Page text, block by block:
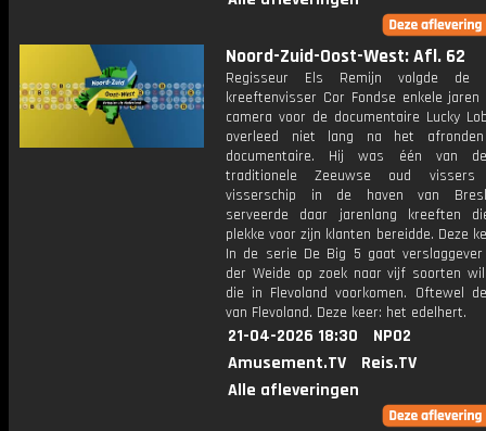
Noord-Zuid-Oost-West: Afl. 62
Regisseur Els Remijn volgde de
kreeftenvisser Cor Fondse enkele
camera voor de documentaire Lucky
overleed niet lang na het
documentaire. Hij was één van
traditionele Zeeuwse oud
visserschip in de haven van
serveerde daar jarenlang kreeften
plekke voor zijn klanten bereidde. Deze
In de serie De Big 5 gaat
der Weide op zoek naar vijf soorten
die in Flevoland voorkomen. Oftewel
van Flevoland. Deze keer: het edelhert.
21-04-2026 18:30
NPO2
Amusement.TV
Reis.TV
Alle afleveringen